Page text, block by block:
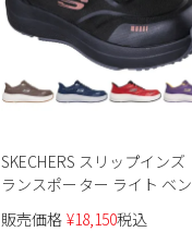
SKECHERS スリップインズ
ランスポーター ライト ベン
200262J メンズ
販売価格 ¥18,150税込